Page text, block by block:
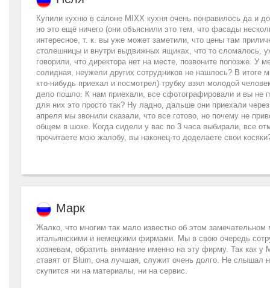
Купили кухню в салоне MIXX кухня очень понравилось да и
но это ещё ничего (они объяснили это тем, что фасады
интересное, т. к. вы уже может заметили, что цены там
столешницы и внутри выдвижных ящиках, что то сломалось,
говорили, что директора нет на месте, позвоните попозже. У
солидная, неужели других сотрудников не нашлось? В
кто-нибудь приехал и посмотрел) трубку взял молодой
дело пошло. К нам приехали, все сфотографировали и вы не
для них это просто так? Ну ладно, дальше они приехали
апреля мы звонили сказали, что все готово, но почему не
общем в шоке. Когда сидели у вас по 3 часа выбирали, все
прочитаете мою жалобу, вы наконец-то доделаете свои
Марк
Жалко, что многим так мало известно об этом
итальянскими и немецкими фирмами. Мы в свою очередь
хозяевам, обратить внимание именно на эту фирму. Так как
ставят от Blum, она лучшая, служит очень долго. Не слышал
скупится ни на материалы, ни на сервис.